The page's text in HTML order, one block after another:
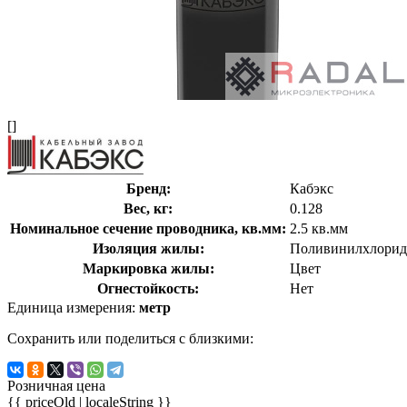
[]
Бренд:
Кабэкс
Вес, кг:
0.128
Номинальное сечение проводника, кв.мм: 2.5 кв.мм
Изоляция жилы:
Маркировка жилы:
Цвет
Огнестойкость:
Нет
Единица измерения: метр
Сохранить или поделиться с близкими:
Розничная цена
{{ priceOld | localeString }}